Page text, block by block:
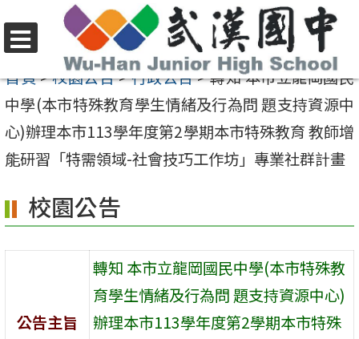
至
要
內
容
選
單
首頁>校園公告>行政公告>轉知 本市立龍岡國民
中學(本市特殊教育學生情緒及行為問 題支持資源中
心)辦理本市113學年度第2學期本市特殊教育 教師增
能研習「特需領域-社會技巧工作坊」專業社群計畫
校園公告
公告主旨
轉知 本市立龍岡國民中學(本市特殊教
育學生情緒及行為問 題支持資源中心)
辦理本市113學年度第2學期本市特殊